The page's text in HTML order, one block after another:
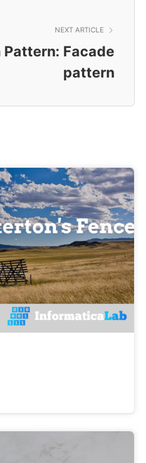
NEXT ARTICLE
Pattern: Facade
pattern